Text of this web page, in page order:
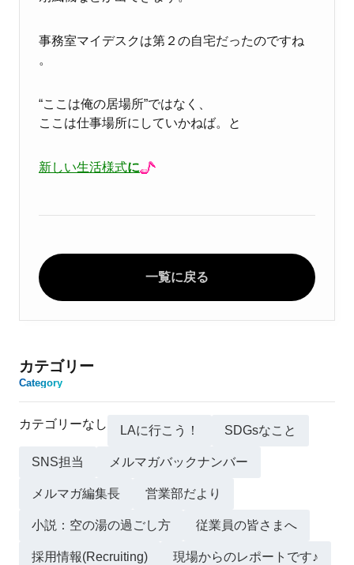
事務室マイデスクは第２の自宅だったのですね
。
“ここは俺の居場所”ではなく、
ここは仕事場所にしていかねば。と
新しい生活様式に
一覧に戻る
カテゴリー
Category
カテゴリーなし LAに行こう！ SDGsなこと
SNS担当 メルマガバックナンバー
メルマガ編集長 営業部だより
小説：空の湯の過ごし方 従業員の皆さまへ
採用情報(Recruiting) 現場からのレポートです♪